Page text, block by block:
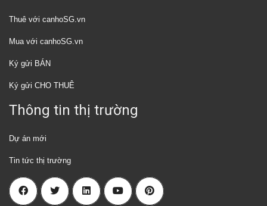
Thuê với canhoSG.vn
Mua với canhoSG.vn
Ký gửi BÁN
Ký gửi CHO THUÊ
Thông tin thị trường
Dự án mới
Tin tức thị trường